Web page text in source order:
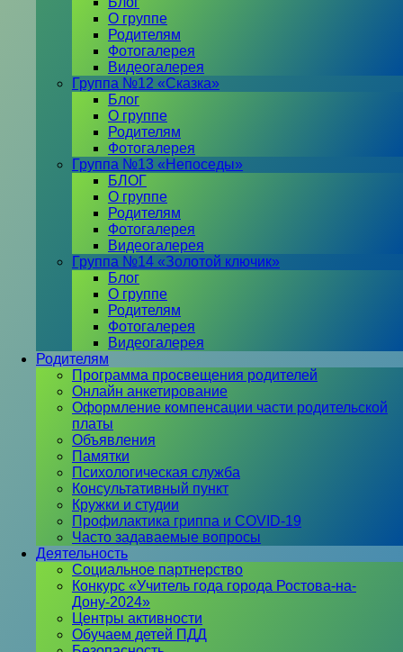
О группе
Родителям
Фотогалерея
Видеогалерея
Группа №12 «Сказка»
Блог
О группе
Родителям
Фотогалерея
Группа №13 «Непоседы»
БЛОГ
О группе
Родителям
Фотогалерея
Видеогалерея
Группа №14 «Золотой ключик»
Блог
О группе
Родителям
Фотогалерея
Видеогалерея
Родителям
Программа просвещения родителей
Онлайн анкетирование
Оформление компенсации части родительской
платы
Объявления
Памятки
Психологическая служба
Консультативный пункт
Кружки и студии
Профилактика гриппа и COVID-19
Часто задаваемые вопросы
Деятельность
Социальное партнерство
Конкурс «Учитель года города Ростова-на-
Дону-2024»
Центры активности
Обучаем детей ПДД